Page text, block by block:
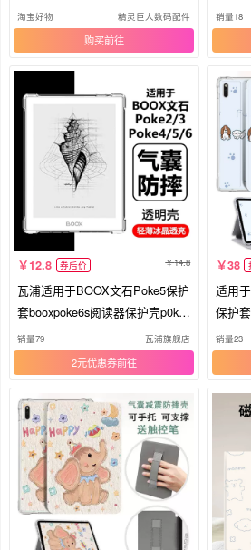
光软膜书写绘画膜6S非钢化膜Po
ke6原装膜
淘宝好物 精灵巨人数码配件
购买
5/5s
电子
销量18
12.8 券后价 14.8
瓦浦适用于BOOX文石Poke5保护
套booxpoke6s阅读器保护壳p0ke
3透明2电子书全包7寸气囊b00x平
板4lite硅胶软壳
销量79 瓦浦旗舰店
2元优惠券
38
适用
保护
x
寸硅
销量23